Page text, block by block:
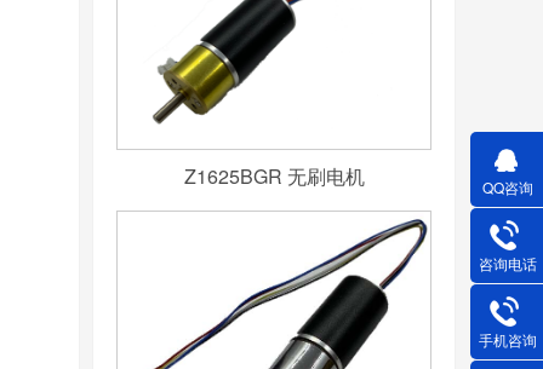
Z1625BGR 无刷电机 QQ咨询
咨询电话
手机咨询